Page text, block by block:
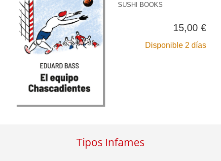
SUSHI BOOKS
15,00 €
Disponible 2 días
Tipos Infames